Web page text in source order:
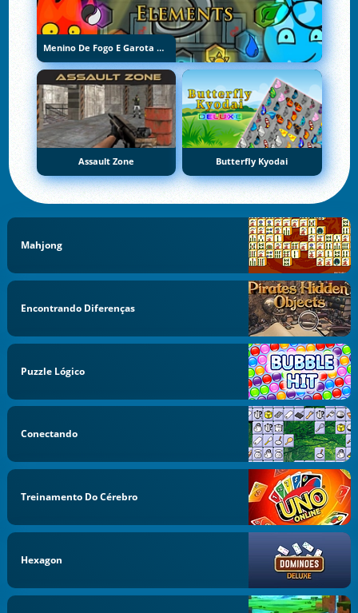
Menino De Fogo E Garota De Água 5: Elementos
Assault Zone Butterfly Kyodai
Mahjong
Encontrando Diferenças
Puzzle Lógico
Conectando
Treinamento Do Cérebro
Hexagon